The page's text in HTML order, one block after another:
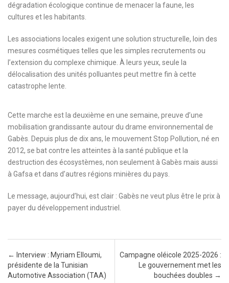
dégradation écologique continue de menacer la faune, les
cultures et les habitants.
Les associations locales exigent une solution structurelle, loin des
mesures cosmétiques telles que les simples recrutements ou
l’extension du complexe chimique. À leurs yeux, seule la
délocalisation des unités polluantes peut mettre fin à cette
catastrophe lente.
Cette marche est la deuxième en une semaine, preuve d’une
mobilisation grandissante autour du drame environnemental de
Gabès. Depuis plus de dix ans, le mouvement Stop Pollution, né en
2012, se bat contre les atteintes à la santé publique et la
destruction des écosystèmes, non seulement à Gabès mais aussi
à Gafsa et dans d’autres régions minières du pays.
Le message, aujourd’hui, est clair : Gabès ne veut plus être le prix à
payer du développement industriel.
Post navigation
← Interview : Myriam Elloumi,
présidente de la Tunisian
Automotive Association (TAA)
Campagne oléicole 2025-2026 :
Le gouvernement met les
bouchées doubles →